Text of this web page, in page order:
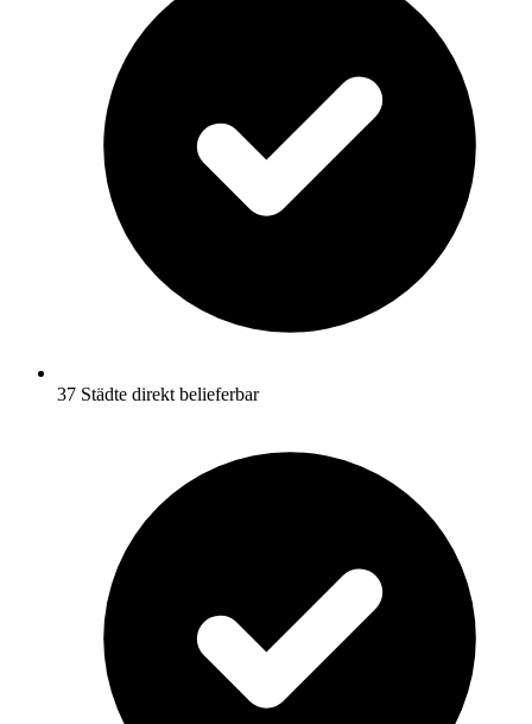
37 Städte direkt belieferbar